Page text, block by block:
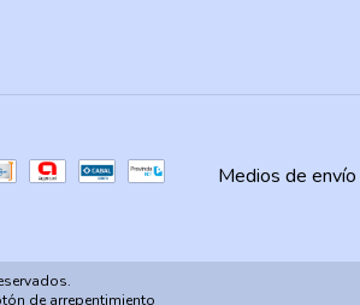
Medios de envío
de arrepentimiento